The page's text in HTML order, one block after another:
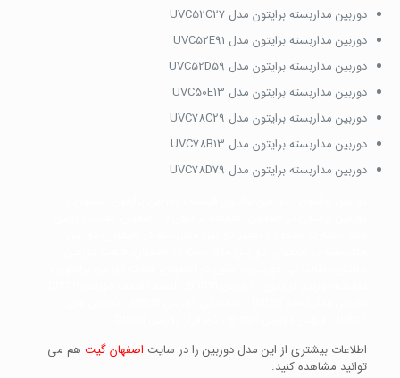
دوربین مداربسته برایتون مدل UVC52C27
دوربین مداربسته برایتون مدل UVC52E91
دوربین مداربسته برایتون مدل UVC52D59
دوربین مداربسته برایتون مدل UVC50E13
دوربین مداربسته برایتون مدل UVC78C29
دوربین مداربسته برایتون مدل UVC78B13
دوربین مداربسته برایتون مدل UVC78D79
اطلاعات بیشتری از این مدل دوربین را در سایت اصفهان گیتهم می
توانید مشاهده کنید.